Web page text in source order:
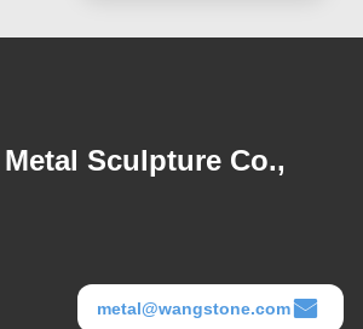
Metal Sculpture Co.,
metal@wangstone.com